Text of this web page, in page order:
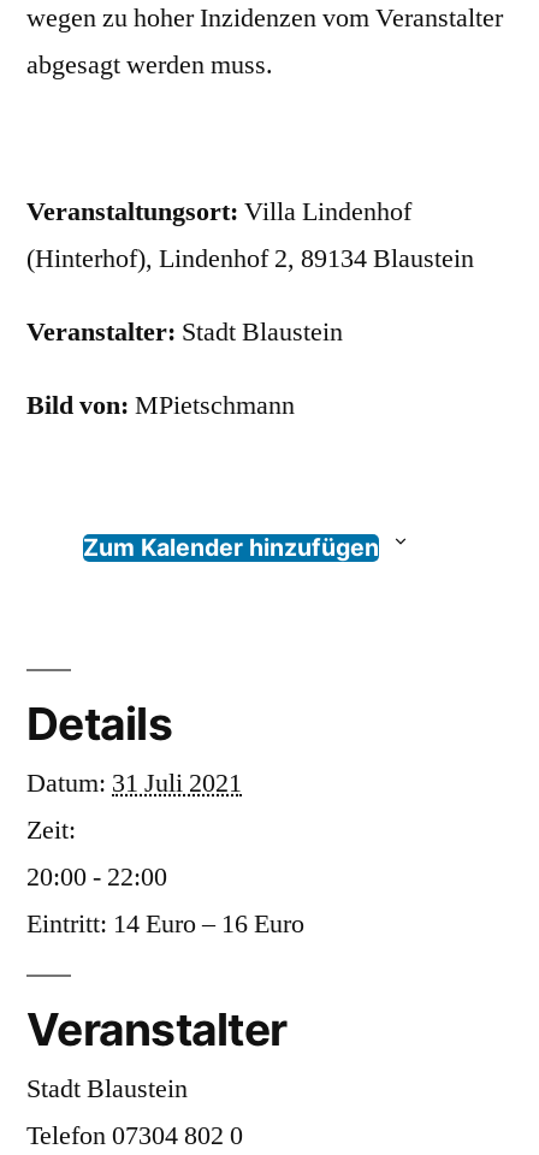
wegen zu hoher Inzidenzen vom Veranstalter
abgesagt werden muss.
Veranstaltungsort: Villa Lindenhof
(Hinterhof), Lindenhof 2, 89134 Blaustein
Veranstalter: Stadt Blaustein
Bild von: MPietschmann
Zum Kalender hinzufügen
Details
Datum: 31 Juli 2021
Zeit:
20:00 - 22:00
Eintritt: 14 Euro – 16 Euro
Veranstalter
Stadt Blaustein
Telefon07304 802 0